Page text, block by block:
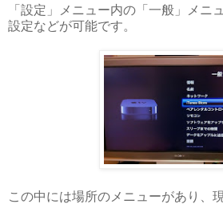
「設定」メニュー内の「一般」メニ
設定などが可能です。
この中には場所のメニューがあり、